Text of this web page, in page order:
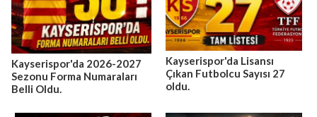
Kayserispor'da 2026-2027
Sezonu Forma Numaraları
Belli Oldu.
Kayserispor'da Lisansı
Çıkan Futbolcu Sayısı 27
oldu.